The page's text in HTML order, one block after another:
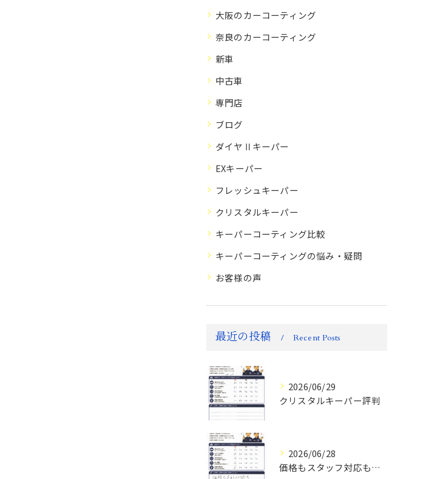
大阪のカーコーティング
奈良のカーコーティング
新車
中古車
専門店
ブログ
ダイヤⅡキーパー
EXキーパー
フレッシュキーパー
クリスタルキーパー
キーパーコーティング比較
キーパーコーティングの悩み・疑問
お客様の声
最近の投稿 Recent Posts
2026/06/29
クリスタルキーパー評判
2026/06/28
価格もスタッフ対応も大変満足！ランドクルーザーFJお客様の声